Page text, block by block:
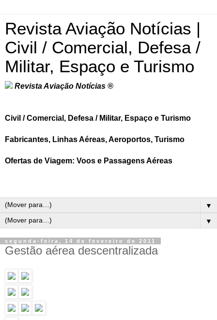
Revista Aviação Notícias |
Civil / Comercial, Defesa /
Militar, Espaço e Turismo
Revista Aviação Notícias ®
Civil / Comercial, Defesa / Militar, Espaço e Turismo
Fabricantes, Linhas Aéreas, Aeroportos, Turismo
Ofertas de Viagem: Voos e Passagens Aéreas
▼
▼
segunda-feira, 14 de fevereiro de 2011
Gestão aérea descentralizada